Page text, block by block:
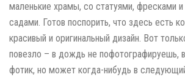
маленькие храмы, со статуями, фресками
садами. Готов поспорить, что здесь есть
красивый и оригинальный дизайн. Вот
повезло – в дождь не пофотографируешь,
фотик, но может когда-нибудь в